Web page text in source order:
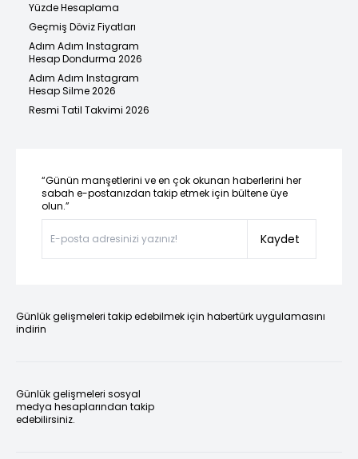
Yüzde Hesaplama
Geçmiş Döviz Fiyatları
Adım Adım Instagram
Hesap Dondurma 2026
Adım Adım Instagram
Hesap Silme 2026
Resmi Tatil Takvimi 2026
“Günün manşetlerini ve en çok okunan haberlerini her
sabah e-postanızdan takip etmek için bültene üye
olun.”
Kaydet
Günlük gelişmeleri takip edebilmek için habertürk uygulamasını
indirin
Günlük gelişmeleri sosyal
medya hesaplarından takip
edebilirsiniz.